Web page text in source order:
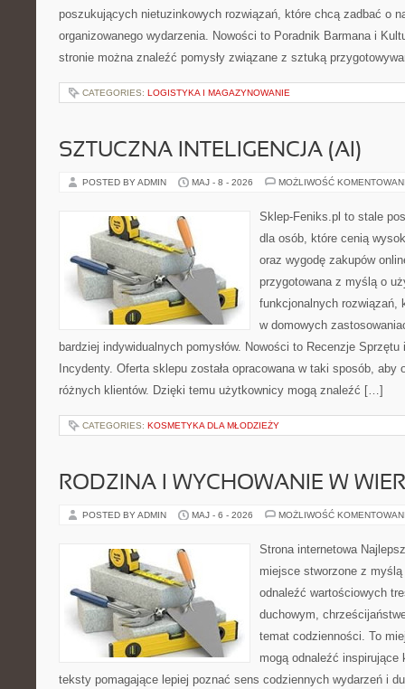
poszukujących nietuzinkowych rozwiązań, które chcą zadbać o
organizowanego wydarzenia. Nowości to Poradnik Barmana i
stronie można znaleźć pomysły związane z sztuką
CATEGORIES: LOGISTYKA I MAGAZYNOWANIE
SZTUCZNA INTELIGENCJA (AI)
POSTED BY ADMIN MAJ - 8 - 2026 MOŻLIWOŚĆ
Sklep-Feniks.pl to stale
dla osób, które cenią
oraz wygodę zakupów
przygotowana z myślą o
funkcjonalnych rozwiązań,
w domowych
bardziej indywidualnych pomysłów. Nowości to Recenzje
Incydenty. Oferta sklepu została opracowana w taki sposób, aby
różnych klientów. Dzięki temu użytkownicy mogą znaleźć […]
CATEGORIES: KOSMETYKA DLA MŁODZIEŻY
RODZINA I WYCHOWANIE W
POSTED BY ADMIN MAJ - 6 - 2026 MOŻLIWOŚĆ
Strona internetowa
miejsce stworzone z
odnaleźć wartościowych
duchowym,
temat codzienności. To
mogą odnaleźć inspirujące
teksty pomagające lepiej poznać sens codziennych wydarzeń i